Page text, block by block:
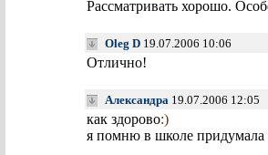
Рассматривать хорошо.
Oleg D 19.07.2006 10:06
Отлично!
Aлександра 19.07.2006 12:05
как здорово:)
я помню в школе придумала